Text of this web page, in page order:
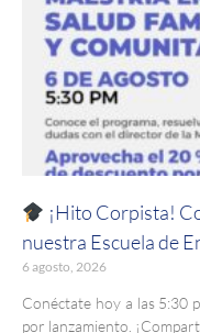
¡Hito Corpista!
nuestra Escuela de
6 agosto, 2026
Conéctate hoy a las 5:30
por lanzamiento.